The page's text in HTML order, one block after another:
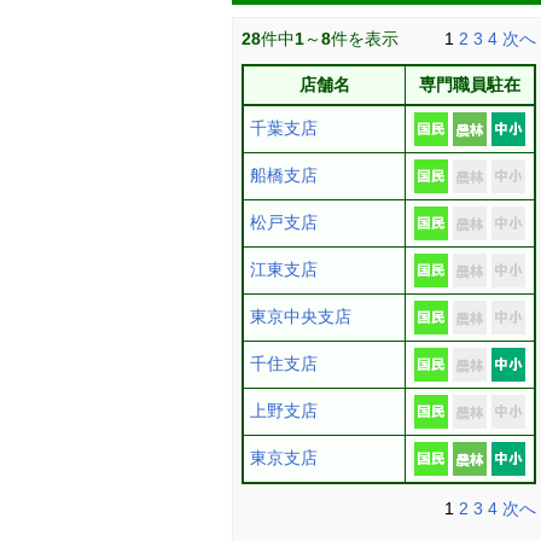
28件中1～8件を表示 1 2 3 4 次へ
店舗名 専門職員駐在
千葉支店
船橋支店
松戸支店
江東支店
東京中央支店
千住支店
上野支店
東京支店
1 2 3 4 次へ